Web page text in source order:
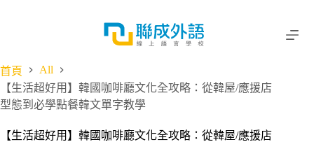
要
內
容
首頁
All
【生活超好用】韓國咖啡廳文化全攻略：從韓屋/應援店
型態到必學點餐韓文單字教學
【生活超好用】韓國咖啡廳文化全攻略：從韓屋/應援店